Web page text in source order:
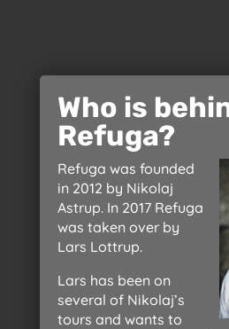
Who is
Refuga?
Refuga was founded
in 2012 by Nikolaj
Astrup. In 2017 Refuga
was taken over by
Lars Lottrup.
Lars has been on
several of Nikolaj’s
tours and wants to